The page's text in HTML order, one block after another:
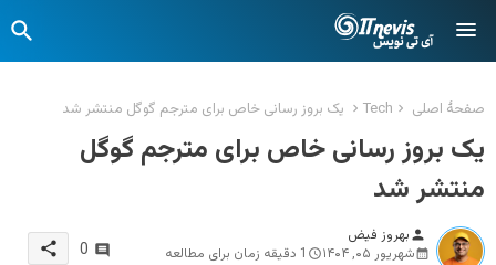
صفحهٔ اصلی Tech یک بروز رسانی خاص برای مترجم گوگل منتشر شد
یک بروز رسانی خاص برای مترجم گوگل
منتشر شد
person بهروز فیض
شهریور ۰۵, ۱۴۰۴
1 دقیقه زمان برای مطالعه 0
share